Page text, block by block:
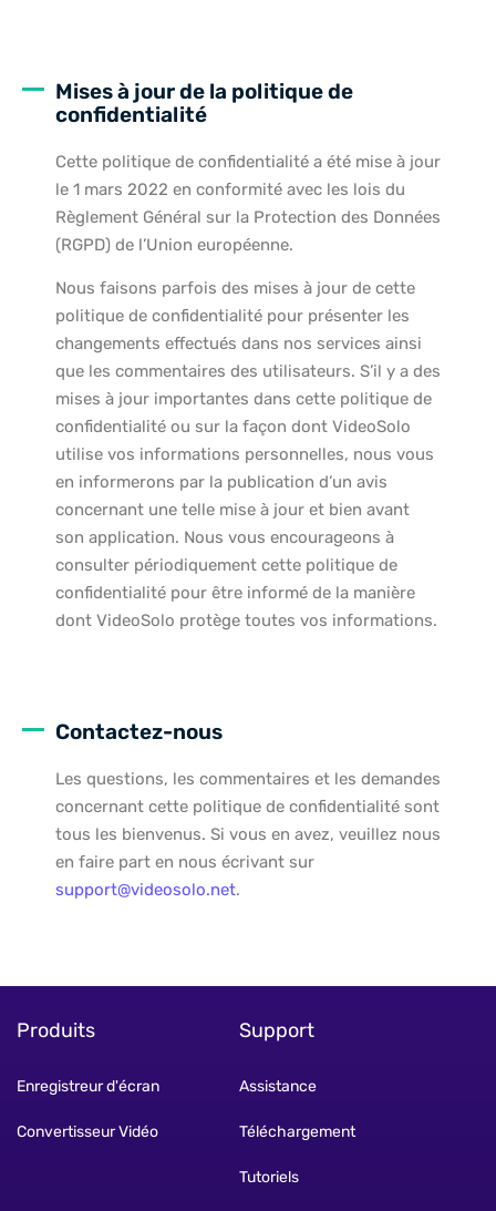
Mises à jour de la politique de
confidentialité
Cette politique de confidentialité a été mise à jour
le 1 mars 2022 en conformité avec les lois du
Règlement Général sur la Protection des Données
(RGPD) de l’Union européenne.
Nous faisons parfois des mises à jour de cette
politique de confidentialité pour présenter les
changements effectués dans nos services ainsi
que les commentaires des utilisateurs. S’il y a des
mises à jour importantes dans cette politique de
confidentialité ou sur la façon dont VideoSolo
utilise vos informations personnelles, nous vous
en informerons par la publication d’un avis
concernant une telle mise à jour et bien avant
son application. Nous vous encourageons à
consulter périodiquement cette politique de
confidentialité pour être informé de la manière
dont VideoSolo protège toutes vos informations.
Contactez-nous
Les questions, les commentaires et les demandes
concernant cette politique de confidentialité sont
tous les bienvenus. Si vous en avez, veuillez nous
en faire part en nous écrivant sur
support@videosolo.net.
Produits
Enregistreur d'écran
Convertisseur Vidéo
Support
Assistance
Téléchargement
Tutoriels